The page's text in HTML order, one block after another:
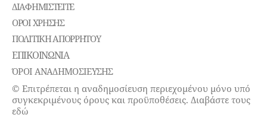
ΔΙΑΦΗΜΙΣΤΕΊΤΕ
ΌΡΟΙ ΧΡΉΣΗΣ
ΠΟΛΙΤΙΚΉ ΑΠΟΡΡΉΤΟΥ
ΕΠΙΚΟΙΝΩΝΊΑ
ΌΡΟΙ ΑΝΑΔΗΜΟΣΙΕΥΣΗΣ
© Επιτρέπεται η αναδημοσίευση περιεχομένου μόνο υπό
συγκεκριμένους όρους και προϋποθέσεις. Διαβάστε τους
εδώ